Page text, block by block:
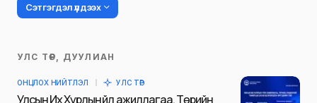
Сэтгэгдэл үлдээх
Таны имэйл хаягийг нийтлэхгүй.
УЛС ТӨР, ДУУЛИАН
ОНЦЛОХ НИЙТЛЭЛ УЛС ТӨР
Улсын Их Хурлын үйл ажиллагаа, Төрийн